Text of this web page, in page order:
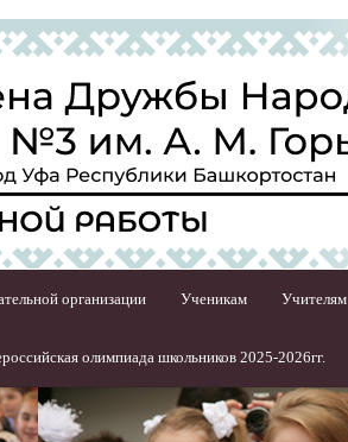
организации Ученикам Учителям
олимпиада школьников 2025-2026гг.